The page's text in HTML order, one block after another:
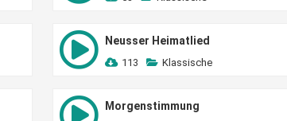
Neusser Heimatlied
113 Klassische
Morgenstimmung